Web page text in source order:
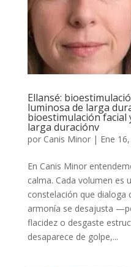
Ellansé:
luminosa de larga
bioestimulación facial
larga duraciónv
por Canis Minor| Ene
En Canis Minor
calma. Cada volumen es
constelación que dialoga
armonía se desajusta
flacidez o desgaste
desaparece de golpe,...